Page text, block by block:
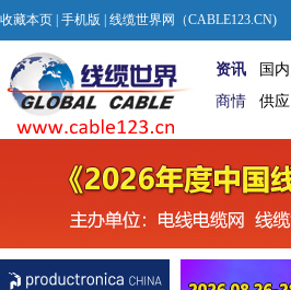
收藏本页 手机版 | 线缆世界网（CABLE123.CN)
资讯 国内
商情
供应